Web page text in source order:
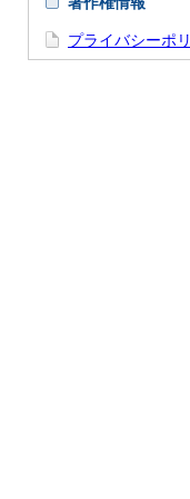
プライバシーポ